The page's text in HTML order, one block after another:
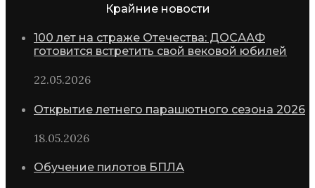
Крайние новости
100 лет на страже Отечества: ДОСААФ
готовится встретить свой вековой юбилей
22.05.2026
Открытие летнего парашютного сезона 2026
18.05.2026
Обучение пилотов БПЛА